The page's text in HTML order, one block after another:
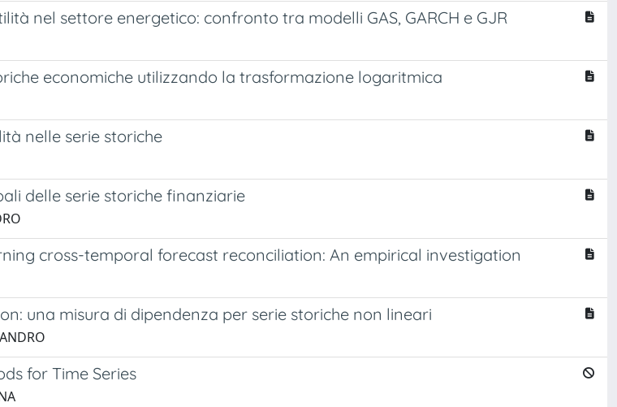
nel settore energetico: confronto tra modelli GAS, GARCH e GJR
economiche utilizzando la trasformazione logaritmica
nelle serie storiche
delle serie storiche finanziarie
cross-temporal forecast reconciliation: An empirical investigation
una misura di dipendenza per serie storiche non lineari
for Time Series